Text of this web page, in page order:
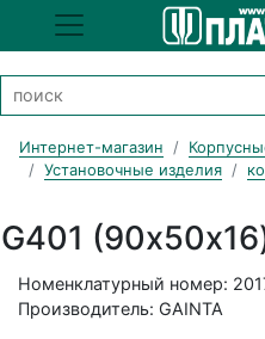
Интернет-магазин
Установочные изделия
G401
Номенклатурный номер:
Производитель: GAINTA